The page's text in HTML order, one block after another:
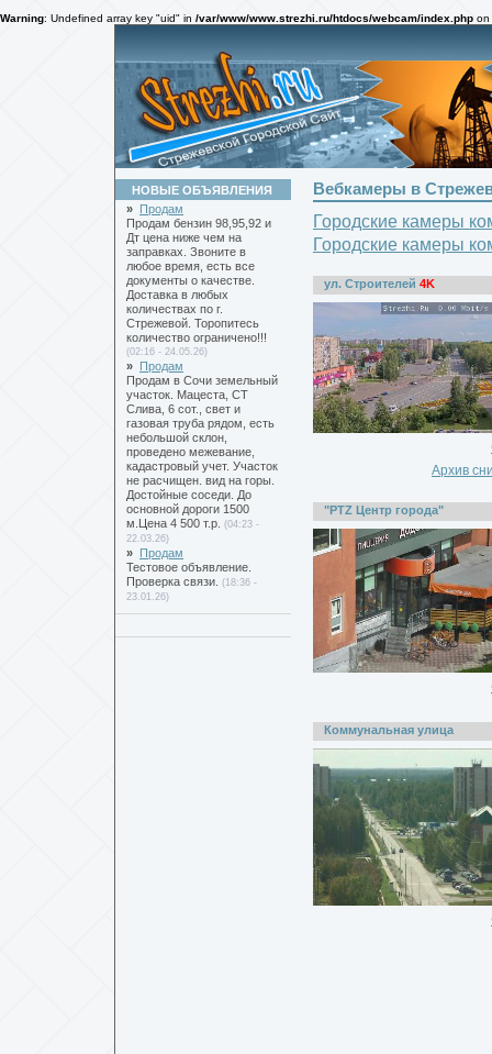
Warning: Undefined array key "uid" in /var/www/www.strezhi.ru/htdocs/webcam/index.php
НОВЫЕ ОБЪЯВЛЕНИЯ
» Продам
Продам бензин 98,95,92 и
Дт цена ниже чем на
заправках. Звоните в
любое время, есть все
документы о качестве.
Доставка в любых
количествах по г.
Стрежевой. Торопитесь
количество ограничено!!!
(02:16 - 24.05.26)
» Продам
Продам в Сочи земельный
участок. Мацеста, СТ
Слива, 6 сот., свет и
газовая труба рядом, есть
небольшой склон,
проведено межевание,
кадастровый учет. Участок
не расчищен. вид на горы.
Достойные соседи. До
основной дороги 1500
м.Цена 4 500 т.р. (04:23 -
22.03.26)
» Продам
Тестовое объявление.
Проверка связи. (18:36 -
23.01.26)
Вебкамеры в
Городские камеры
Городские камеры
ул. Строителей 4K
Архив
"PTZ Центр города"
Коммунальная улица